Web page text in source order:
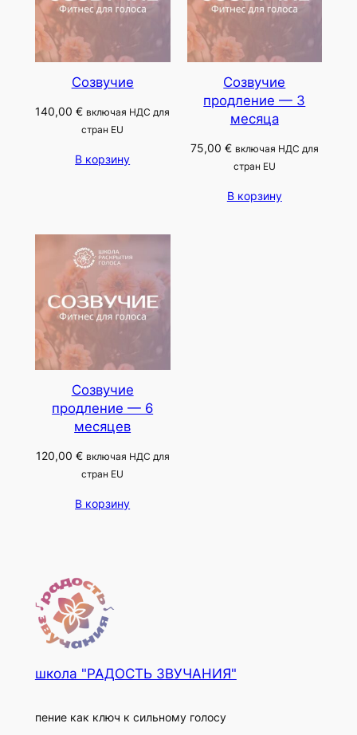
Созвучие
140,00€ включая НДС для
стран EU
В корзину
Созвучие
продление — 3
месяца
75,00 € включая НДС для
стран EU
В корзину
Созвучие
продление — 6
месяцев
120,00 € включая НДС для
стран EU
В корзину
школа "РАДОСТЬ ЗВУЧАНИЯ"
пение как ключ к сильному голосу